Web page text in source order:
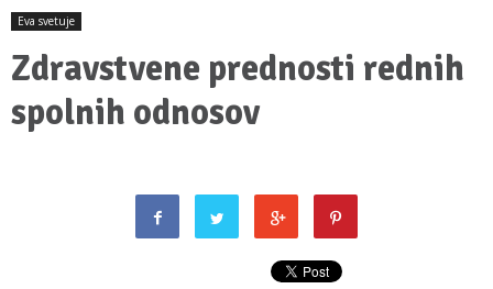
Eva svetuje
Zdravstvene prednosti rednih
spolnih odnosov